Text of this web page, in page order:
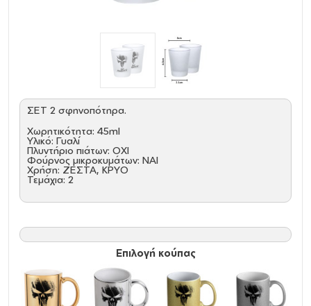
ΣΕΤ 2 σφηνοπότηρα.
Χωρητικότητα: 45ml
Υλικό: Γυαλί
Πλυντήριο πιάτων: ΟΧΙ
Φούρνος μικροκυμάτων: ΝΑΙ
Χρήση: ΖΕΣΤΑ, ΚΡΥΟ
Τεμάχια: 2
Επιλογή κούπας